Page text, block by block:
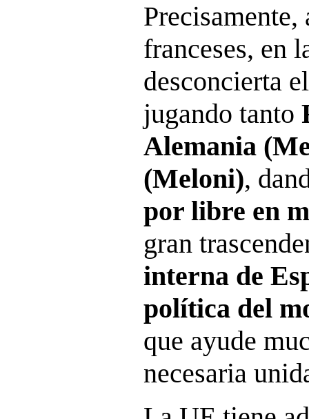
franceses, en
desconcierta
jugando tanto
Alemania
(Meloni),
por libre en
gran
interna de
política del
que ayude
necesaria